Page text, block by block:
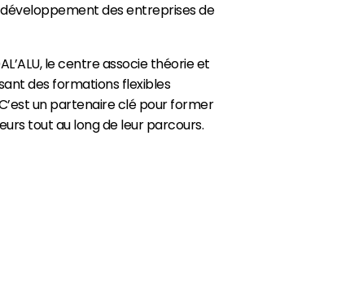
des entreprises de
le centre associe théorie et
des formations flexibles
un partenaire clé pour former
tout au long de leur parcours.